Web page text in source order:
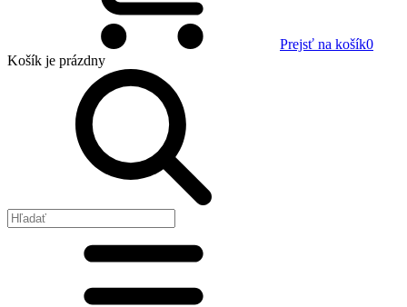
Prejsť na košík0
Košík je prázdny